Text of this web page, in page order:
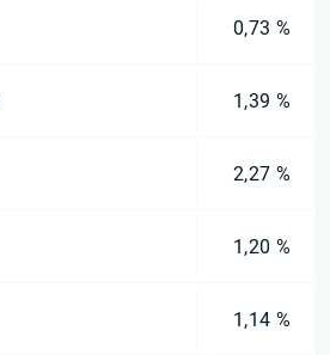
0,73 %
1,39 %
2,27 %
1,20 %
1,14 %